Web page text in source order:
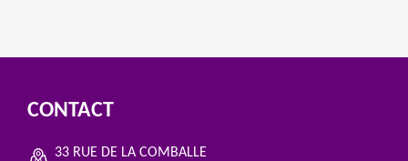
CONTACT
33 RUE DE LA COMBALLE